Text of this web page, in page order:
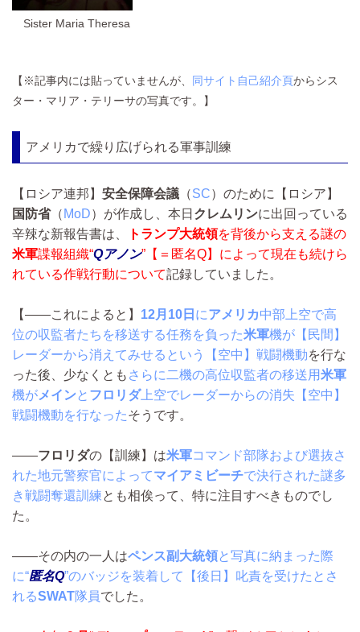
Sister Maria Theresa
【※記事内には貼っていませんが、 同サイト自己紹介頁からシス
ター・マリア・テリーサの写真です。】
アメリカで繰り広げられる軍事訓練
【ロシア連邦】 安全保障会議 （SC）のために【ロシア】
国防省（ MoD）が作成し、本日 クレムリンに出回っている
辛辣な新報告書は、
トランプ大統領を背後から支える謎の
米軍諜報組織“Qアノン”【＝匿名Q】によって現在も続けら
れている作戦行動について記録していました。
【――これによると】 12月10日 にアメリカ中部上空で高
位の収監者たちを移送する任務を負った米軍機が【民間】
レーダーから消えてみせるという【空中】戦闘機動を行な
った後、少なくとも さらに二機の高位収監者の移送用米軍
機がメインと フロリダ上空でレーダーからの消失【空中】
戦闘機動を行なったそうです。
――フロリダの【訓練】は米軍コマンド部隊および選抜さ
れた地元警察官によってマイアミビーチで決行された謎多
き戦闘奪還訓練とも相俟って、特に注目すべきものでし
た。
――その内の一人はペンス副大統領 と写真に納まった際
に“匿名Q”のバッジを装着して【後日】叱責を受けたとさ
れるSWAT隊員でした。